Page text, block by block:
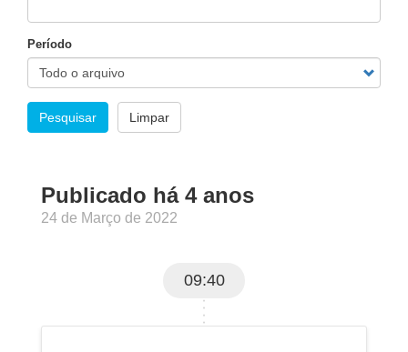
Período
Pesquisar Limpar
Publicado há 4 anos
24 de Março de 2022
09:40